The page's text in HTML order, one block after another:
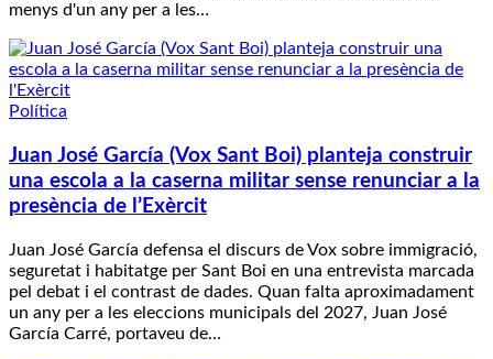
menys d'un any per a les…
Política
Juan José García (Vox Sant Boi) planteja construir
una escola a la caserna militar sense renunciar a la
presència de l’Exèrcit
Juan José García defensa el discurs de Vox sobre immigració,
seguretat i habitatge per Sant Boi en una entrevista marcada
pel debat i el contrast de dades. Quan falta aproximadament
un any per a les eleccions municipals del 2027, Juan José
García Carré, portaveu de…